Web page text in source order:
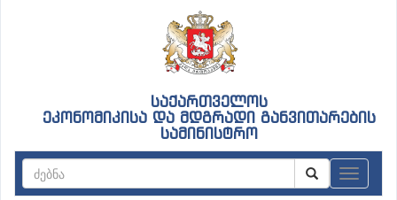
საქართველოს
ეკონომიკისა და მდგრადი განვითარების
სამინისტრო